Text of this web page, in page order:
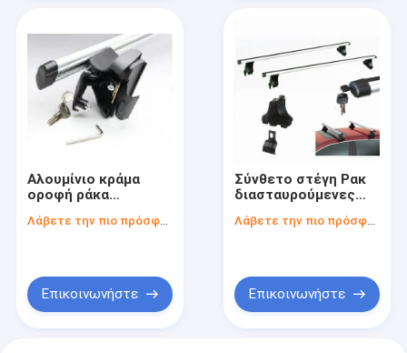
Αλουμίνιο κράμα
οροφή ράκα
ράβδοι που
οροφή
Λάβετε την πιο πρόσφατη τιμή
Επικοινωνήστε
Σύνθετο στέγη Ρακ
διασταυρούμενες
κλειδαριές για
Λάβετε την πιο πρόσφατη τιμή
Επικοινωνήστε